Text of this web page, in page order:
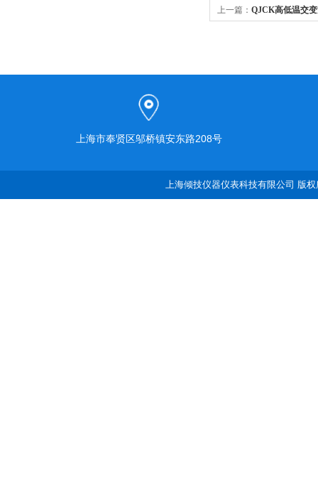
上一篇： QJCK高低温交
上海市奉贤区邬桥镇安东路208号
上海倾技仪器仪表科技有限公司 版